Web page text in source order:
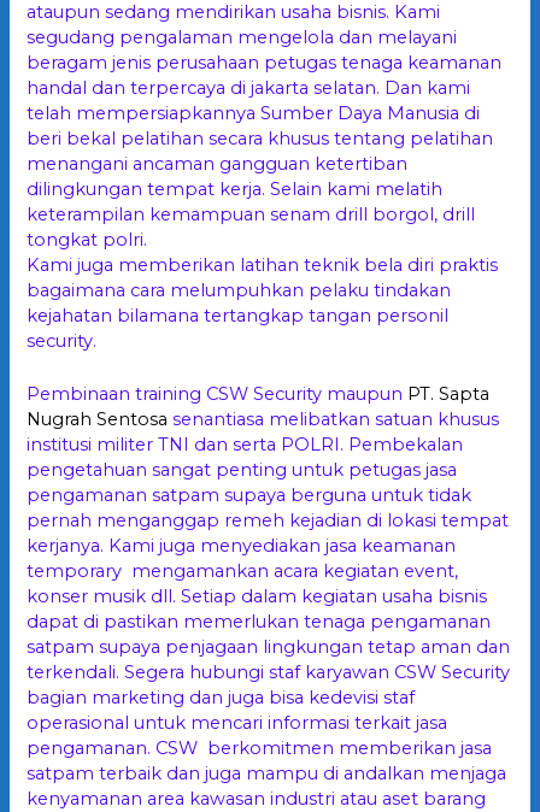
ataupun sedang mendirikan usaha bisnis. Kami
segudang pengalaman mengelola dan melayani
beragam jenis perusahaan petugas tenaga keamanan
handal dan terpercaya di jakarta selatan. Dan kami
telah mempersiapkannya Sumber Daya Manusia di
beri bekal pelatihan secara khusus tentang pelatihan
menangani ancaman gangguan ketertiban
dilingkungan tempat kerja. Selain kami melatih
keterampilan kemampuan senam drill borgol, drill
tongkat polri.
Kami juga memberikan latihan teknik bela diri praktis
bagaimana cara melumpuhkan pelaku tindakan
kejahatan bilamana tertangkap tangan personil
security.
Pembinaan training CSW Security maupun PT. Sapta
Nugrah Sentosa senantiasa melibatkan satuan khusus
institusi militer TNI dan serta POLRI. Pembekalan
pengetahuan sangat penting untuk petugas jasa
pengamanan satpam supaya berguna untuk tidak
pernah menganggap remeh kejadian di lokasi tempat
kerjanya. Kami juga menyediakan jasa keamanan
temporary mengamankan acara kegiatan event,
konser musik dll. Setiap dalam kegiatan usaha bisnis
dapat di pastikan memerlukan tenaga pengamanan
satpam supaya penjagaan lingkungan tetap aman dan
terkendali. Segera hubungi staf karyawan CSW Security
bagian marketing dan juga bisa kedevisi staf
operasional untuk mencari informasi terkait jasa
pengamanan. CSW berkomitmen memberikan jasa
satpam terbaik dan juga mampu di andalkan menjaga
kenyamanan area kawasan industri atau aset barang